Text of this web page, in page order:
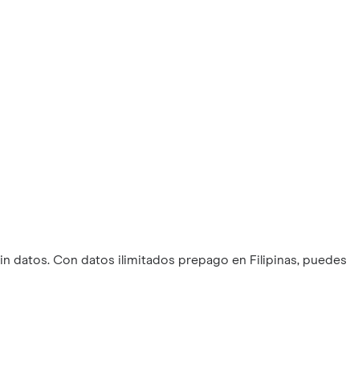
datos. Con datos ilimitados prepago en Filipinas,